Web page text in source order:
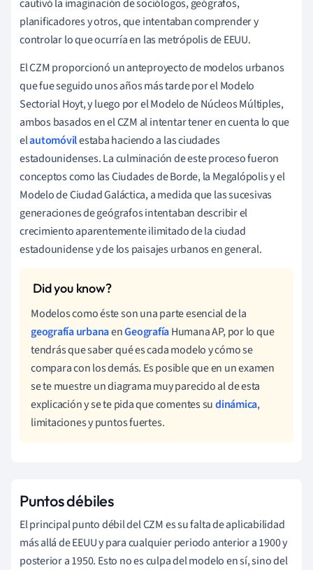
cautivó la imaginación de sociólogos, geógrafos,
planificadores y otros, que intentaban comprender y
controlar lo que ocurría en las metrópolis de EEUU.
El CZM proporcionó un anteproyecto de modelos urbanos
que fue seguido unos años más tarde por el Modelo
Sectorial Hoyt, y luego por el Modelo de Núcleos Múltiples,
ambos basados en el CZM al intentar tener en cuenta lo que
elautomóvilestaba haciendo a las ciudades
estadounidenses. La culminación de este proceso fueron
conceptos como las Ciudades de Borde, la Megalópolis y el
Modelo de Ciudad Galáctica, a medida que las sucesivas
generaciones de geógrafos intentaban describir el
crecimiento aparentemente ilimitado de la ciudad
estadounidense y de los paisajes urbanos en general.
Modelos como éste son una parte esencial de la
geografía urbanaenGeografíaHumana AP, por lo que
tendrás que saber qué es cada modelo y cómo se
compara con los demás. Es posible que en un examen
se te muestre un diagrama muy parecido al de esta
explicación y se te pida que comentes sudinámica,
limitaciones y puntos fuertes.
Puntos débiles
El principal punto débil del CZM es su falta de aplicabilidad
más allá de EEUU y para cualquier periodo anterior a 1900 y
posterior a 1950. Esto no es culpa del modelo en sí, sino del